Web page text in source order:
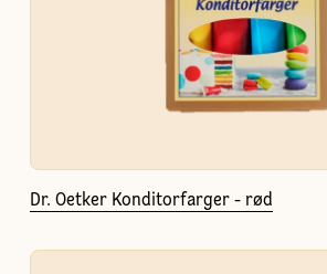
Dr. Oetker Konditorfarger - rød